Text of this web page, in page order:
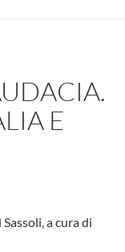
E
a cura di